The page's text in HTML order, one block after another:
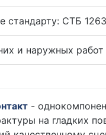
стандарту: СТБ
и наружных работ
-
на гладких